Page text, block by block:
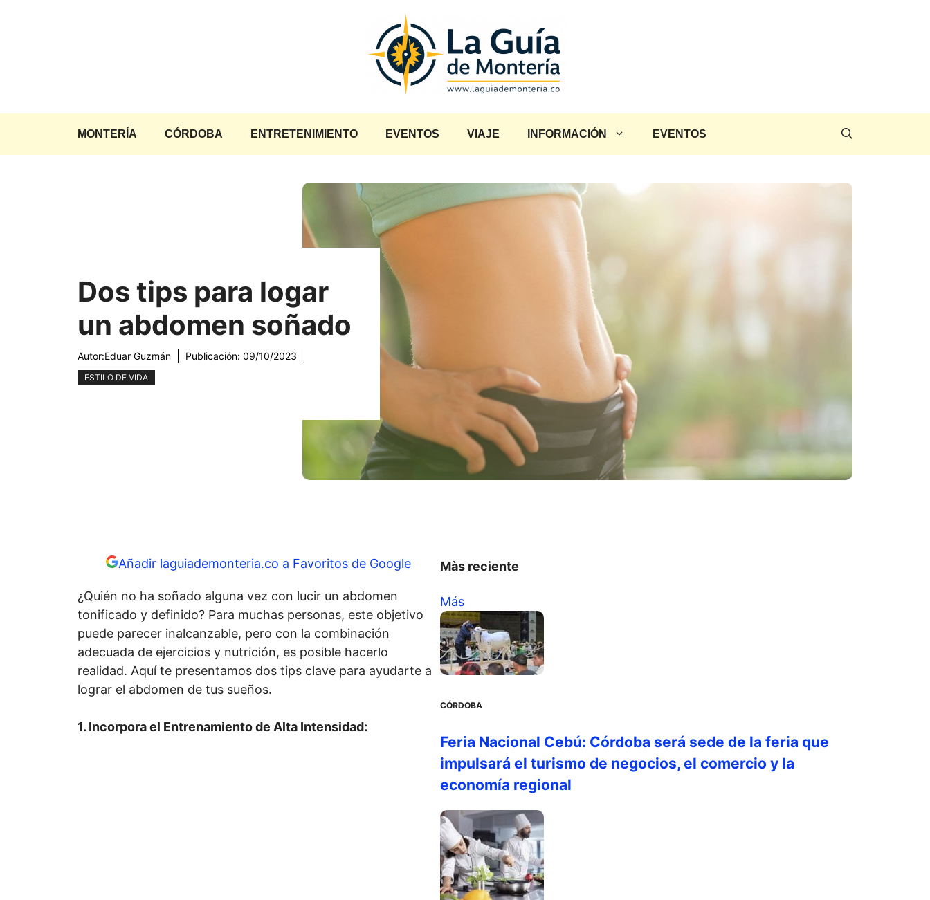
MONTERÍA CÓRDOBA ENTRETENIMIENTO EVENTOS VIAJE INFORMACIÓN EVENTOS
Dos tips para logar
un abdomen soñado
Autor:Eduar Guzmán Publicación: 09/10/2023
ESTILO DE VIDA
Añadir laguiademonteria.co a Favoritos de Google
¿Quién no ha soñado alguna vez con lucir un abdomen
tonificado y definido? Para muchas personas, este objetivo
puede parecer inalcanzable, pero con la combinación
adecuada de ejercicios y nutrición, es posible hacerlo
realidad. Aquí te presentamos dos tips clave para ayudarte a
lograr el abdomen de tus sueños.
1. Incorpora el Entrenamiento de Alta Intensidad:
Màs reciente
Más
CÓRDOBA
Feria Nacional Cebú: Córdoba será sede de la feria que
impulsará el turismo de negocios, el comercio y la
economía regional